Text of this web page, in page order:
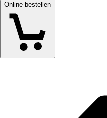
Online bestellen